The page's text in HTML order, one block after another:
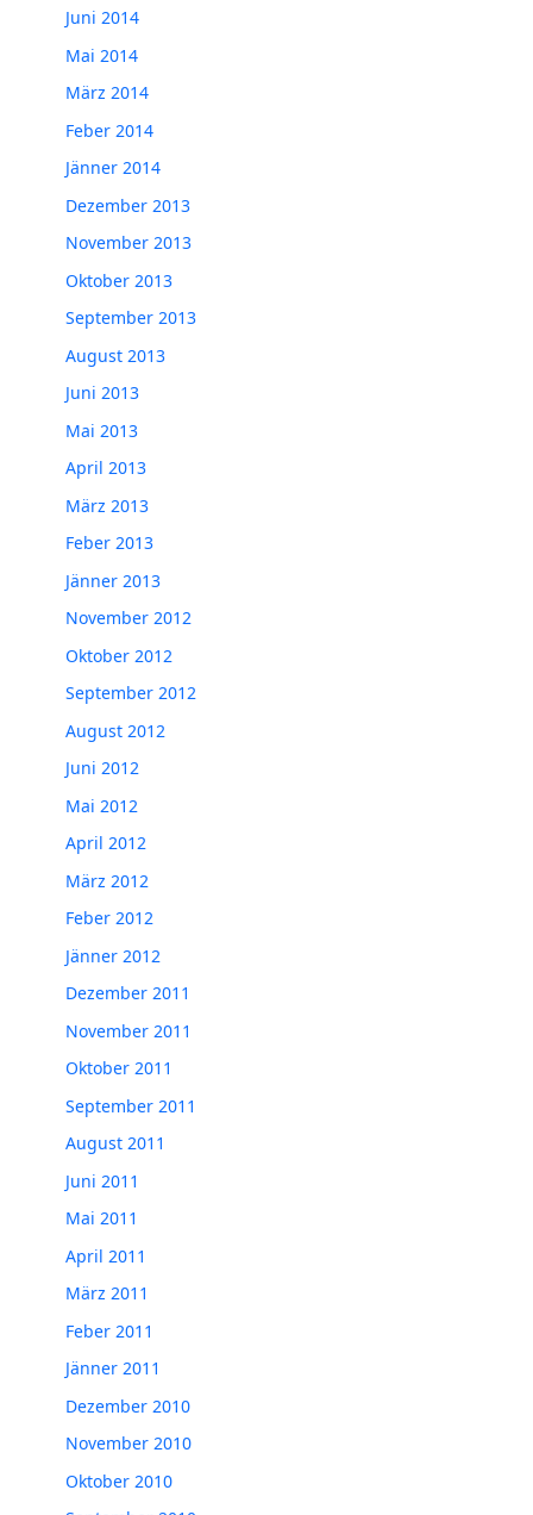
Juni 2014
Mai 2014
März 2014
Feber 2014
Jänner 2014
Dezember 2013
November 2013
Oktober 2013
September 2013
August 2013
Juni 2013
Mai 2013
April 2013
März 2013
Feber 2013
Jänner 2013
November 2012
Oktober 2012
September 2012
August 2012
Juni 2012
Mai 2012
April 2012
März 2012
Feber 2012
Jänner 2012
Dezember 2011
November 2011
Oktober 2011
September 2011
August 2011
Juni 2011
Mai 2011
April 2011
März 2011
Feber 2011
Jänner 2011
Dezember 2010
November 2010
Oktober 2010